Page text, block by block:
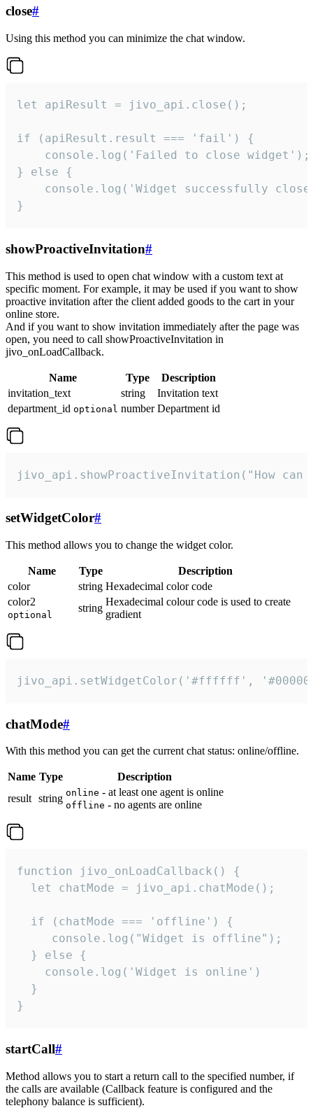
close#
Using this method you can minimize the chat window.
let apiResult = jivo_api.close();
if (apiResult.result === 'fail') {
    console.log('Failed to close widget');
} else {
console.log('Widget successfully
}
showProactiveInvitation#
This method is used to open chat window with a custom text at
specific moment. For example, it may be used if you want to show
proactive invitation after the client added goods to the cart in your
online store.
And if you want to show invitation immediately after the page was
open, you need to call showProactiveInvitation in
jivo_onLoadCallback.
Name Type
Description
invitation_text
string
Invitation text
department_id optional number Department id
jivo_api.showProactiveInvitation("How
setWidgetColor#
This method allows you to change the widget color.
Name Type
Description
color
string Hexadecimal color code
color2
optional
string
Hexadecimal colour code is used to create
gradient
jivo_api.setWidgetColor('#ffffff',
chatMode#
With this method you can get the current chat status: online/offline.
Name Type
Description
result string online - at least one agent is online
offline - no agents are online
function jivo_onLoadCallback() {
  let chatMode = jivo_api.chatMode();
  if (chatMode === 'offline') {
     console.log("Widget is offline");
  } else {
    console.log('Widget is online')
  }
}
startCall#
Method allows you to start a return call to the specified number, if
the calls are available (Callback feature is configured and the
telephony balance is sufficient).